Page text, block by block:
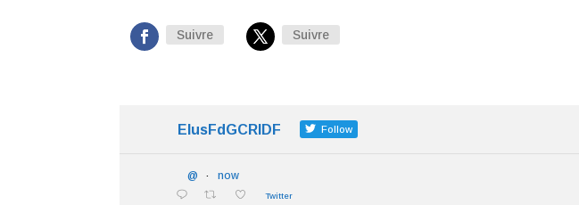
Suivre Suivre
ElusFdGCRIDF Follow
@ · now
Twitter